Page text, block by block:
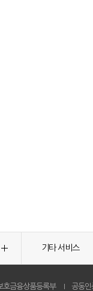
기타 서비스
호금융상품등록부 공동인